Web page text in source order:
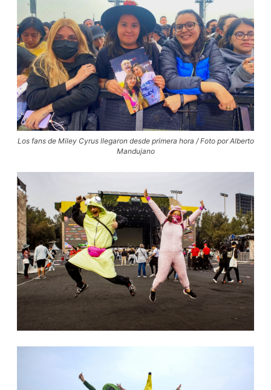
Los fans de Miley Cyrus llegaron desde primera hora / Foto por Alberto
Mandujano